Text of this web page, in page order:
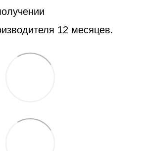
12 месяцев.